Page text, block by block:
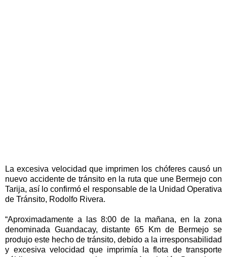
La excesiva velocidad que imprimen los chóferes causó un
nuevo accidente de tránsito en la ruta que une Bermejo con
Tarija, así lo confirmó el responsable de la Unidad Operativa
de Tránsito, Rodolfo Rivera.
“Aproximadamente a las 8:00 de la mañana, en la zona
denominada Guandacay, distante 65 Km de Bermejo se
produjo este hecho de tránsito, debido a la irresponsabilidad
y excesiva velocidad que imprimía la flota de transporte